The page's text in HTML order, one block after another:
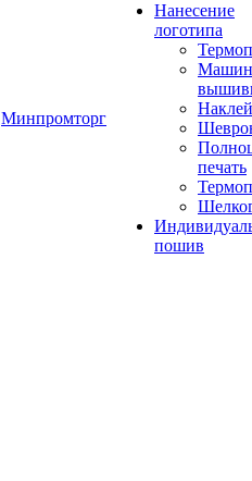
Минпромторг
Нанесение
логотипа
печать
пошив